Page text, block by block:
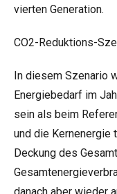
vierten Generation.
CO2-Reduktions-
In diesem Szenario
Energiebedarf im
sein als beim
und die Kernenergie
Deckung des